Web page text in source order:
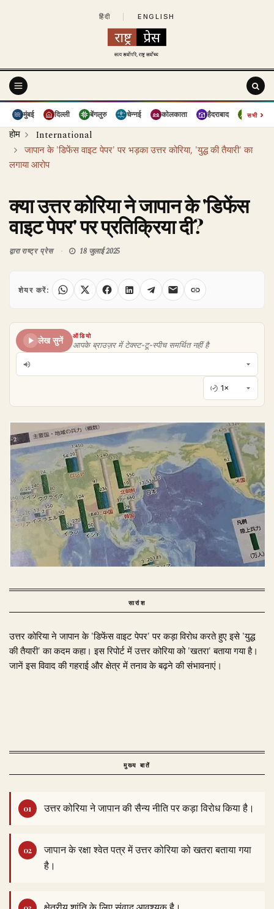
हिंदी ENGLISH
मुंबई दिल्ली बेंगलुरु चेन्नई कोलकाता हैदराबाद पुणे
सभी›
होम
International
जापान के 'डिफेंस वाइट पेपर' पर भड़का उत्तर कोरिया, 'युद्ध की तैयारी' का
लगाया आरोप
क्या उत्तर कोरिया ने जापान के 'डिफेंस
वाइट पेपर' पर प्रतिक्रिया दी?
द्वाराराष्ट्र प्रेस 18 जुलाई 2025
शेयर करें:
लेख सुनें
ऑडियो
आपके ब्राउज़र में टेक्स्ट-टू-स्पीच समर्थित नहीं है
सारांश
उत्तर कोरिया ने जापान के 'डिफेंस वाइट पेपर' पर कड़ा विरोध करते हुए इसे 'युद्ध
की तैयारी' का कदम कहा। इस रिपोर्ट में उत्तर कोरिया को 'खतरा' बताया गया है।
जानें इस विवाद की गहराई और क्षेत्र में तनाव के बढ़ने की संभावनाएं।
मुख्य बातें
उत्तर कोरिया ने जापान की सैन्य नीति पर कड़ा विरोध किया है।
जापान के रक्षा श्वेत पत्र में उत्तर कोरिया को खतरा बताया गया
है।